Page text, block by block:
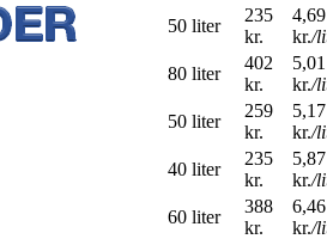
50 liter
235
kr.
4,69
kr./
80 liter
402
kr.
5,01
kr./
50 liter
259
kr.
5,17
kr./
40 liter
235
kr.
5,87
kr./
60 liter
388
kr.
6,46
kr./